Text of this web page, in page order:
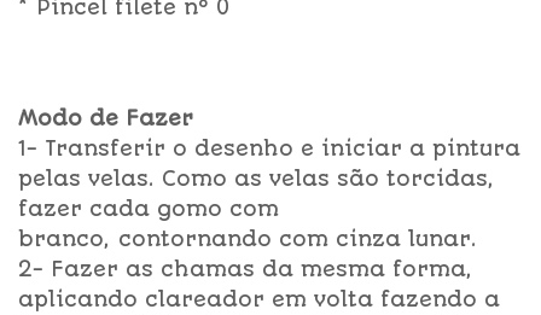
* Pincel filete nº 0
Modo de Fazer
1- Transferir o desenho e iniciar a pintura
pelas velas. Como as velas são torcidas,
fazer cada gomo com
branco, contornando com cinza lunar.
2- Fazer as chamas da mesma forma,
aplicando clareador em volta fazendo a